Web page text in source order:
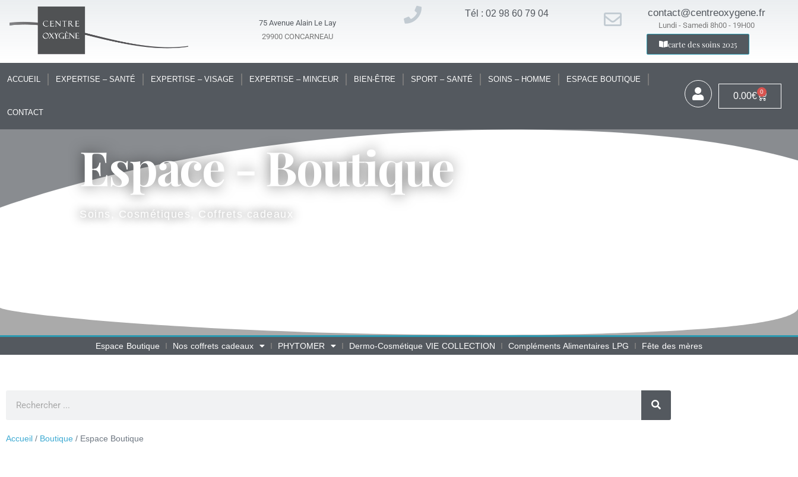
75 Avenue Alain Le Lay
29900 CONCARNEAU
Tél : 02 98 60 79 04 contact@centreoxygene.fr
Lundi - Samedi 8h00 - 19H00
carte des soins 2025
ACCUEIL EXPERTISE – SANTÉ EXPERTISE – VISAGE EXPERTISE – MINCEUR BIEN-ÊTRE SPORT – SANTÉ SOINS – HOMME ESPACE BOUTIQUE
CONTACT
0.00€ 0
Espace - Boutique
Soins, Cosmétiques, Coffrets cadeaux
Espace Boutique Nos coffrets cadeaux PHYTOMER Dermo-Cosmétique VIE COLLECTION Compléments Alimentaires LPG Fête des mères
Accueil / Boutique / Espace Boutique